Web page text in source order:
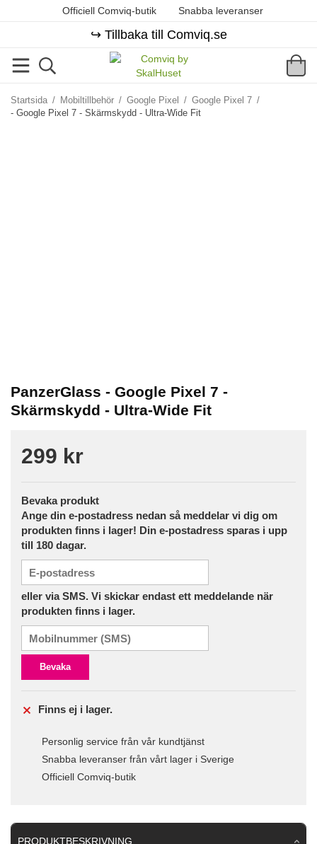
Officiell Comviq-butik Snabba leveranser
↪️ Tillbaka till Comviq.se
Startsida / Mobiltillbehör / Google Pixel / Google Pixel 7 /
- Google Pixel 7 - Skärmskydd - Ultra-Wide Fit
PanzerGlass - Google Pixel 7 -
Skärmskydd - Ultra-Wide Fit
299 kr
Bevaka produkt
Ange din e-postadress nedan så meddelar vi dig om
produkten finns i lager! Din e-postadress sparas i upp
till 180 dagar.
eller via SMS. Vi skickar endast ett meddelande när
produkten finns i lager.
Bevaka
Finns ej i lager.
Personlig service från vår kundtjänst
Snabba leveranser från vårt lager i Sverige
Officiell Comviq-butik
PRODUKTBESKRIVNING